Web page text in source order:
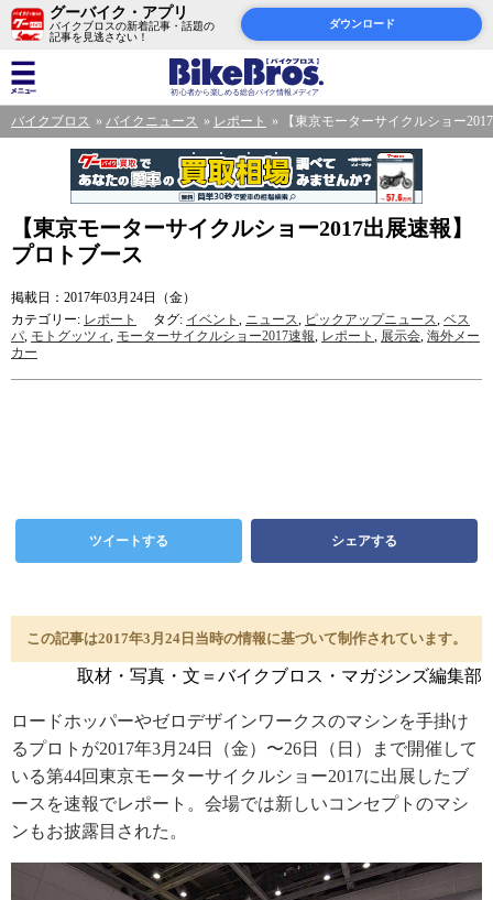
グーバイク・アプリ
バイクブロスの新着記事・話題の
記事を見逃さない！
ダウンロード
バイクブロス バイクニュース レポート 【東京モーターサイクルショー
【東京モーターサイクルショー2017出展速報】
プロトブース
掲載日：2017年03月24日（金）
カテゴリー: レポート タグ: イベント , ニュース, ピックアップニュース, ベス
パ, モトグッツィ, モーターサイクルショー2017速報, レポート , 展示会, 海外メー
カー
ツイートする シェアする
この記事は2017年3月24日当時の情報に基づいて制作されています。
取材・写真・文＝バイクブロス・マガジンズ編集部
ロードホッパーやゼロデザインワークスのマシンを手掛け
るプロトが2017年3月24日（金）〜26日（日）まで開催して
いる第44回東京モーターサイクルショー2017に出展したブ
ースを速報でレポート。会場では新しいコンセプトのマシ
ンもお披露目された。